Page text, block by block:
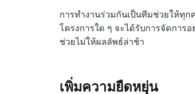
การทำงานร่วมกันเป็นทีมช่วยให้ทุก
โครงการใด ๆ จะได้รับการจัดการ
ช่วยไม่ให้ผลลัพธ์ล่าช้า
เพิ่มความยืดหยุ่น